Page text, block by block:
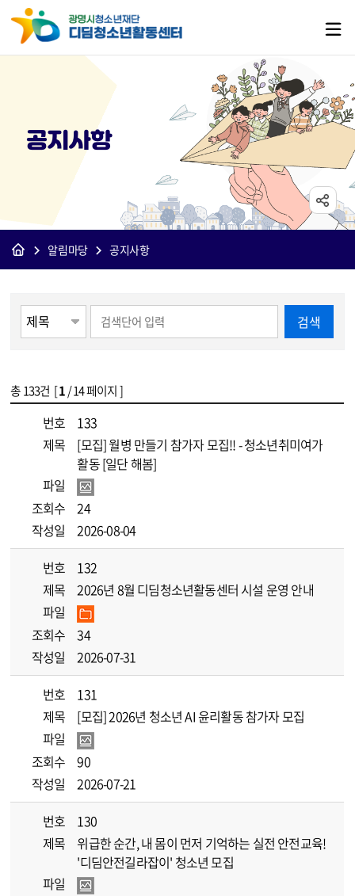
공지사항
알림마당 공지사항
검색
총133건 [1/ 14 페이지 ]
번호
133
제목
[모집] 월병 만들기 참가자 모집!! - 청소년취미여가
활동 [일단 해봄]
파일
조회수
24
작성일
2026-08-04
번호
132
제목
2026년 8월 디딤청소년활동센터 시설 운영 안내
파일
조회수
34
작성일
2026-07-31
번호
131
제목
[모집] 2026년 청소년 AI 윤리활동 참가자 모집
파일
조회수
90
작성일
2026-07-21
번호
130
제목
위급한 순간, 내 몸이 먼저 기억하는 실전 안전교육!
'디딤안전길라잡이' 청소년 모집
파일